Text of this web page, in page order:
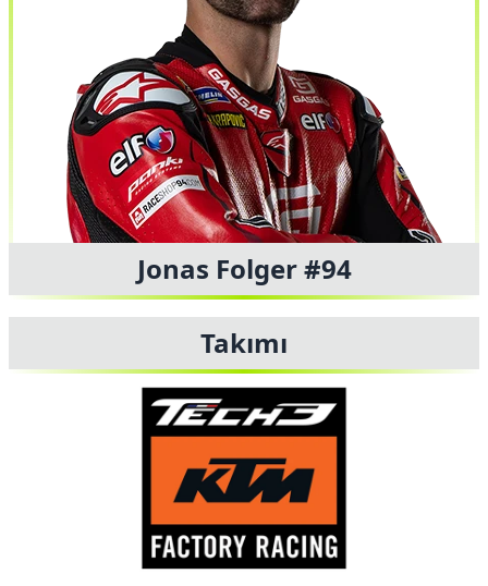
Jonas Folger #94
Takımı